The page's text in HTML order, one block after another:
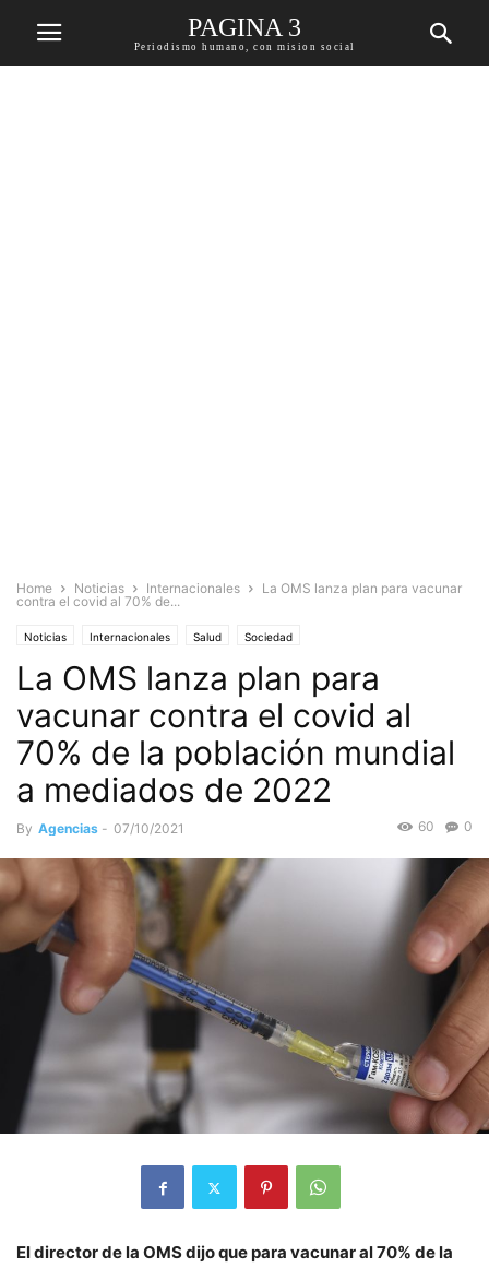
PAGINA 3
Periodismo humano, con mision social
Home Noticias Internacionales
La OMS lanza plan para vacunar
contra el covid al 70% de...
Noticias Internacionales Salud Sociedad
La OMS lanza plan para
vacunar contra el covid al
70% de la población mundial
a mediados de 2022
By Agencias - 07/10/2021 0
60
El director de la OMS dijo que para vacunar al 70% de la